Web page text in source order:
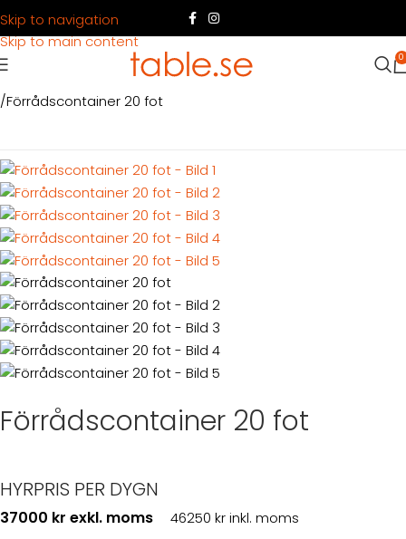
Skip to navigation
Skip to main content
0
Container Köpa container
Förrådcontainrar
Förrådscontainer 20 fot
Förrådscontainer 20 fot
HYRPRIS PER DYGN
37000 kr exkl. moms 46250 kr inkl. moms